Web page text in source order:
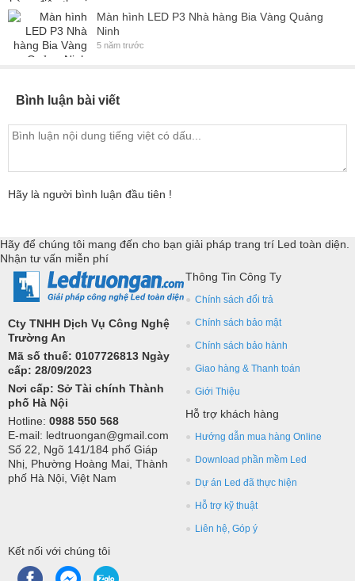
Màn hình LED P3 Nhà hàng Bia Vàng Quảng
Ninh
5 năm trước
Bình luận bài viết
Hãy là người bình luận đầu tiên !
Hãy để chúng tôi mang đến cho bạn giải pháp trang trí Led toàn diện.
Nhận tư vấn miễn phí
Cty TNHH Dịch Vụ Công Nghệ
Trường An
Mã số thuế: 0107726813 Ngày
cấp: 28/09/2023
Nơi cấp: Sở Tài chính Thành
phố Hà Nội
Hotline: 0988 550 568
E-mail: ledtruongan@gmail.com
Số 22, Ngõ 141/184 phố Giáp
Nhị, Phường Hoàng Mai, Thành
phố Hà Nội, Việt Nam
Thông Tin Công Ty
Chính sách đổi trả
Chính sách bảo mật
Chính sách bảo hành
Giao hàng & Thanh toán
Giới Thiệu
Hỗ trợ khách hàng
Hướng dẫn mua hàng Online
Download phần mềm Led
Dự án Led đã thực hiện
Hỗ trợ kỹ thuật
Liên hệ, Góp ý
Kết nối với chúng tôi